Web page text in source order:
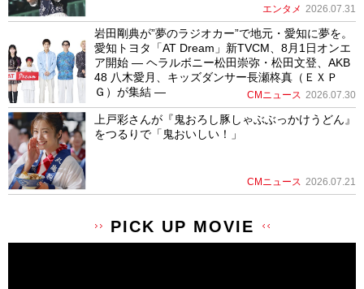
エンタメ 2026.07.31
岩田剛典が”夢のラジオカー”で地元・愛知に夢を。
愛知トヨタ「AT Dream」新TVCM、8月1日オンエ
ア開始 ― ヘラルボニー松田崇弥・松田文登、AKB
48 八木愛月、キッズダンサー長瀬柊真（ＥＸＰ
Ｇ）が集結 ―
CMニュース 2026.07.30
上戸彩さんが『鬼おろし豚しゃぶぶっかけうどん』
をつるりで「鬼おいしい！」
CMニュース 2026.07.21
PICK UP MOVIE